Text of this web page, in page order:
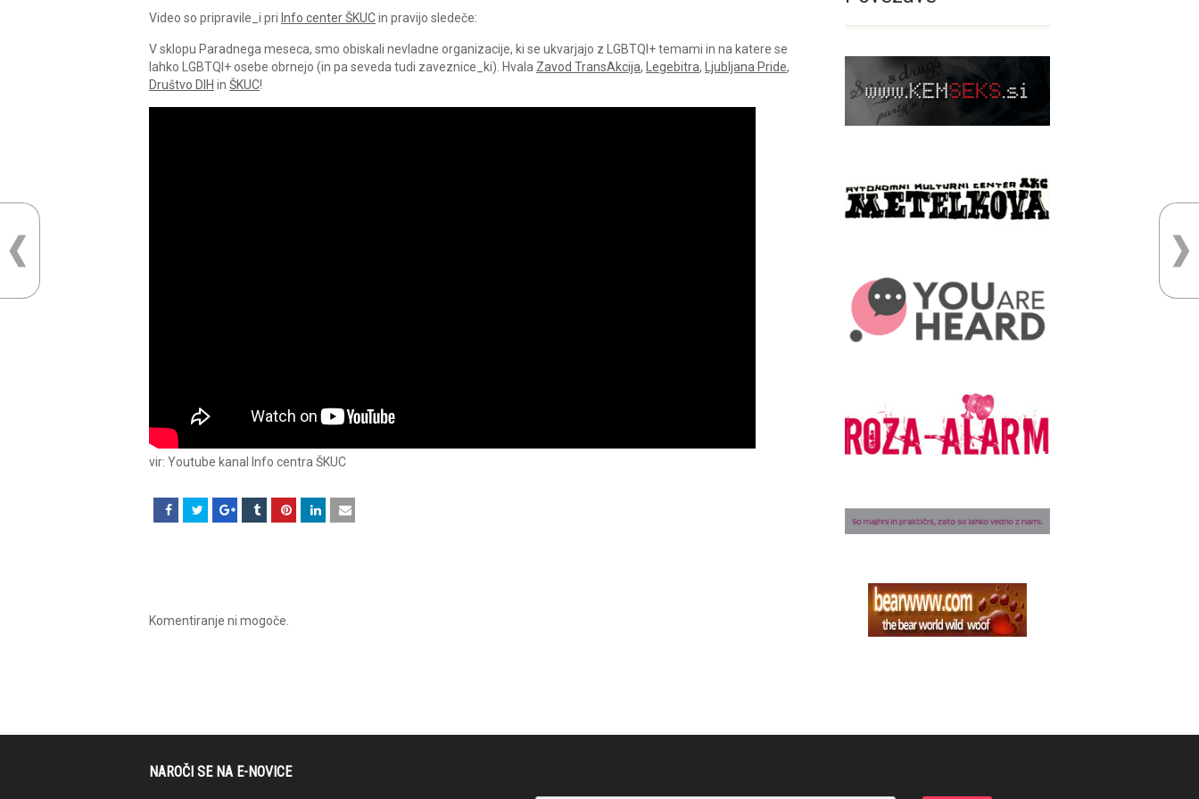
Video so pripravile_i pri Info center ŠKUCin pravijo sledeče:
V sklopu Paradnega meseca, smo obiskali nevladne organizacije, ki se ukvarjajo z LGBTQI+ temami in na katere se
lahko LGBTQI+ osebe obrnejo (in pa seveda tudi zaveznice_ki). Hvala Zavod TransAkcija, Legebitra, Ljubljana Pride,
Društvo DIH in ŠKUC!
vir: Youtube kanal Info centra ŠKUC
Komentiranje ni mogoče.
NAROČI SE NA E-NOVICE